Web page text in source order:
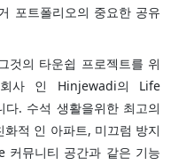
포트폴리오의 중요한 공유
것의 타운쉽 프로젝트를 위
사 인 Hinjewadi의 Life
. 수석 생활을위한 최고의
적 인 아파트, 미끄럼 방지
커뮤니티 공간과 같은 기능